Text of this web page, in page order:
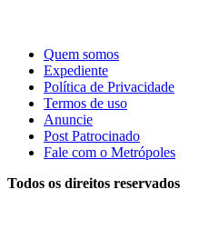
Quem somos
Expediente
Política de Privacidade
Termos de uso
Anuncie
Post Patrocinado
Fale com o Metrópoles
Todos os direitos reservados